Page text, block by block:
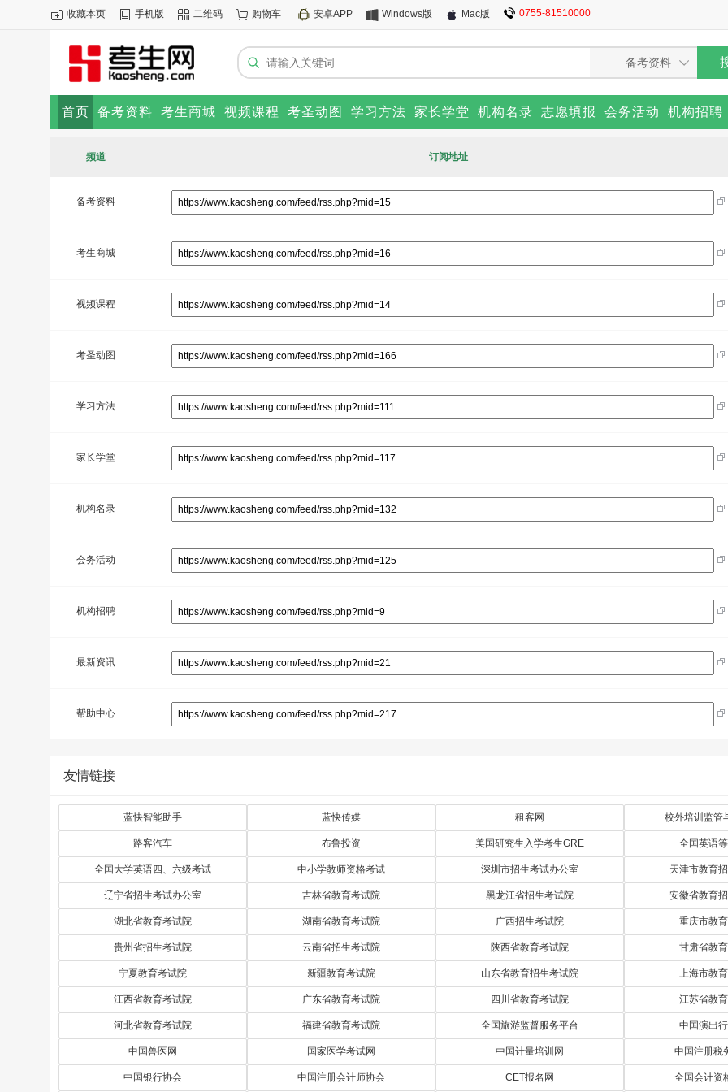
收藏本页 手机版 二维码 购物车 安卓APP Windows版 Mac版 0755-81510000
首页 备考资料 考生商城 视频课程 考圣动图 学习方法 家长学堂 机构名录 志愿填报 会务活动 机构招聘
频道 订阅地址
备考资料
考生商城
视频课程
考圣动图
学习方法
家长学堂
机构名录
会务活动
机构招聘
最新资讯
帮助中心
友情链接
蓝快智能助手 蓝快传媒 租客网 校外培训监管
路客汽车 布鲁投资 美国研究生入学考生GRE 全国英语
全国大学英语四、六级考试 中小学教师资格考试 深圳市招生考试办公室 天津市教育
辽宁省招生考试办公室 吉林省教育考试院 黑龙江省招生考试院 安徽省教育
湖北省教育考试院 湖南省教育考试院 广西招生考试院 重庆市教
贵州省招生考试院 云南省招生考试院 陕西省教育考试院 甘肃省教
宁夏教育考试院 新疆教育考试院 山东省教育招生考试院 上海市教
江西省教育考试院 广东省教育考试院 四川省教育考试院 江苏省教
河北省教育考试院 福建省教育考试院 全国旅游监督服务平台 中国演出
中国兽医网 国家医学考试网 中国计量培训网 中国注册税
中国银行协会 中国注册会计师协会 CET报名网 全国会计资